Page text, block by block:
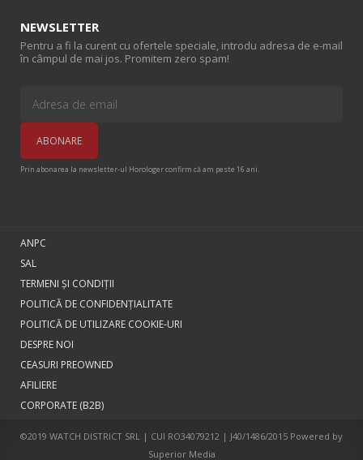
NEWSLETTER
Pentru a fi la curent cu ofertele speciale, introdu adresa de e-mail
în câmpul de mai jos. Promitem zero spam!
Prin abonarea la newsletter-ul Horologer confirm că am peste 16 ani.
ANPC
SAL
TERMENI ŞI CONDIŢII
POLITICĂ DE CONFIDENȚIALITATE
POLITICĂ DE UTILIZARE COOKIE-URI
DESPRE NOI
CEASURI PREOWNED
AFILIERE
CORPORATE (B2B)
©2019 WATCH DISTRICT SRL | CUI RO34079212 | J40/1486/2015 Powered by
Superior Media